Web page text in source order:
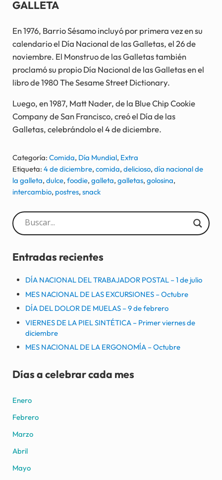
GALLETA
En 1976, Barrio Sésamo incluyó por primera vez en su
calendario el Día Nacional de las Galletas, el 26 de
noviembre. El Monstruo de las Galletas también
proclamó su propio Día Nacional de las Galletas en el
libro de 1980 The Sesame Street Dictionary.
Luego, en 1987, Matt Nader, de la Blue Chip Cookie
Company de San Francisco, creó el Día de las
Galletas, celebrándolo el 4 de diciembre.
Categoría: Comida, Día Mundial, Extra
Etiqueta: 4 de diciembre, comida, delicioso, día nacional de
la galleta, dulce, foodie, galleta, galletas, golosina,
intercambio, postres, snack
Sidebar
Entradas recientes
DÍA NACIONAL DEL TRABAJADOR POSTAL – 1 de julio
MES NACIONAL DE LAS EXCURSIONES – Octubre
DÍA DEL DOLOR DE MUELAS – 9 de febrero
VIERNES DE LA PIEL SINTÉTICA – Primer viernes de
diciembre
MES NACIONAL DE LA ERGONOMÍA – Octubre
Días a celebrar cada mes
Enero
Febrero
Marzo
Abril
Mayo